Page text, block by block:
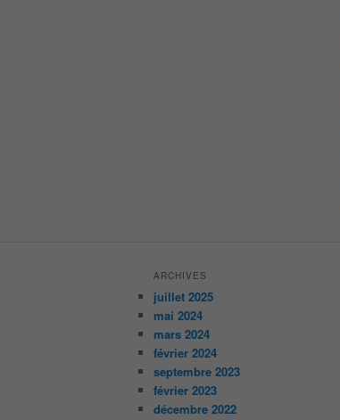
ARCHIVES
juillet 2025
mai 2024
mars 2024
février 2024
septembre 2023
février 2023
décembre 2022